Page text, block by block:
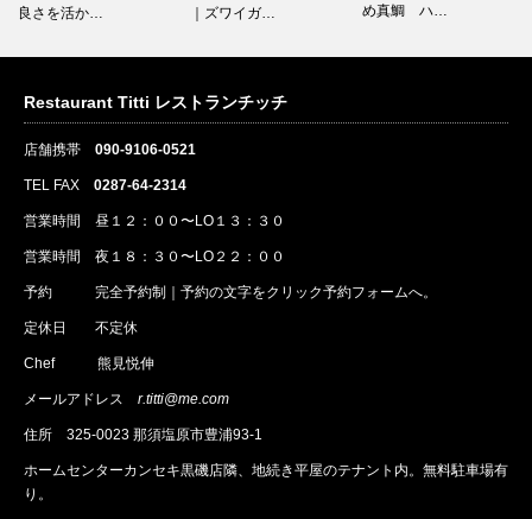
良さを活か…
｜ズワイガ…
め真鯛 ハ…
Restaurant Titti レストランチッチ
店舗携帯 090-9106-0521
TEL FAX 0287-64-2314
営業時間 昼１２：００〜LO１３：３０
営業時間 夜１８：３０〜LO２２：００
予約 完全予約制｜ 予約の文字をクリック予約フォームへ。
定休日 不定休
Chef 熊見悦伸
メールアドレス r.titti@me.com
住所 325-0023 那須塩原市豊浦93-1
ホームセンターカンセキ黒磯店隣、地続き平屋のテナント内。無料駐車場有
り。